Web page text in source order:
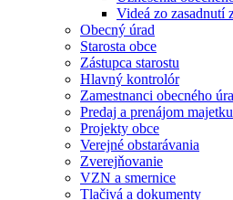
Videá zo zasadnutí
Obecný úrad
Starosta obce
Zástupca starostu
Hlavný kontrolór
Zamestnanci obecného
Predaj a prenájom majetku
Projekty obce
Verejné obstarávania
Zverejňovanie
VZN a smernice
Tlačivá a dokumenty